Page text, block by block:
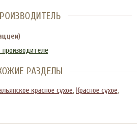
РАЗДЕЛЫ
красное сухое, Красное сухое,